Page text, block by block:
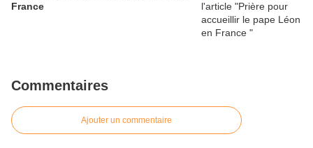
France
Commentaires
Ajouter un commentaire